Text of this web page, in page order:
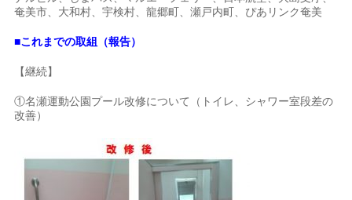
奄美市、大和村、宇検村、龍郷町、瀬戸内町、ぴあリンク奄美
■これまでの取組（報告）
【継続】
①名瀬運動公園プール改修について（トイレ、シャワー室段差の
改善）